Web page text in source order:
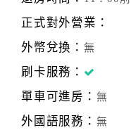
正式對外營業：
外幣兌換： 無
刷卡服務：
單車可進房： 無
外國語服務： 無